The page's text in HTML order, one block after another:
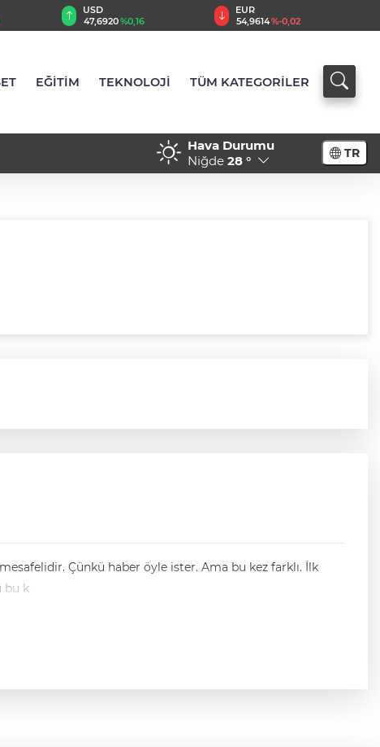
USD
47,6920%0,16
EUR
54,9614%-0,02
EĞİTİM TEKNOLOJİ TÜM KATEGORİLER
Hava Durumu
Niğde 28 ° TR
haber öyle ister. Ama bu kez farklı. İlk
Açık söyleyeyim… biraz heyecanlıyım. Çünkü bu k